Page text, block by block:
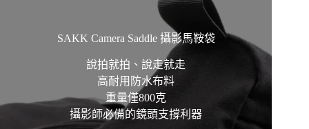
SAKK Camera Saddle 攝影馬鞍袋
說拍就拍、說走就走
高耐用防水布料
重量僅800克
攝影師必備的鏡頭支撐利器